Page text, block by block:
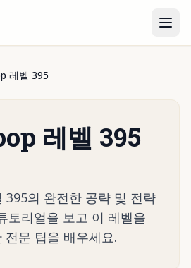
레벨 395
레벨 395
395의 완전한 공략 및 전략
토리얼을 보고 이 레벨을
전문 팁을 배우세요.